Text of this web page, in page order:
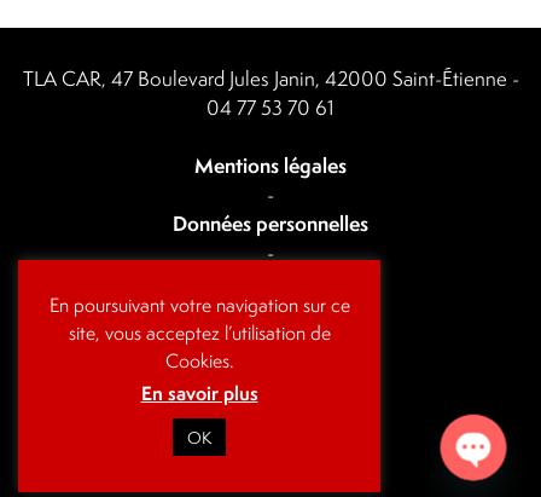
TLA CAR, 47 Boulevard Jules Janin, 42000 Saint-Étienne -
04 77 53 70 61
Mentions légales
-
Données personnelles
-
-
Contact
En poursuivant votre navigation sur ce
site, vous acceptez l’utilisation de
Cookies.
En savoir plus
OK
Open